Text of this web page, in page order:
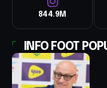
844.9M
INFO FOOT